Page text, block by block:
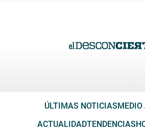
ÚLTIMAS NOTICIAS
ACTUALIDADTENDENCIAS